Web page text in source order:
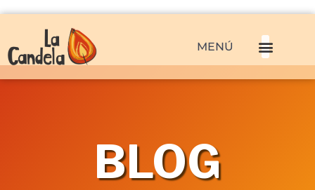
MENÚ
BLOG